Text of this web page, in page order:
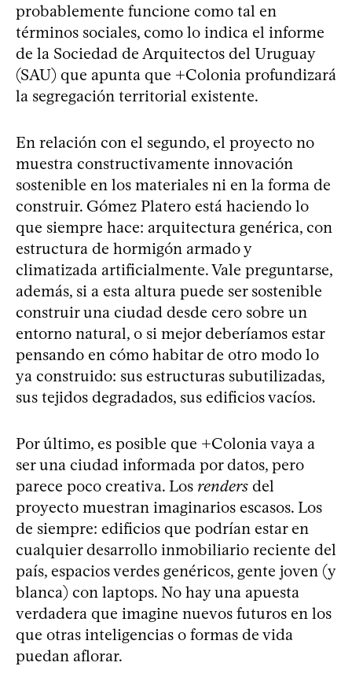
probablemente funcione como tal en
términos sociales, como lo indica el informe
de la Sociedad de Arquitectos del Uruguay
(SAU) que apunta que +Colonia profundizará
la segregación territorial existente.
En relación con el segundo, el proyecto no
muestra constructivamente innovación
sostenible en los materiales ni en la forma de
construir. Gómez Platero está haciendo lo
que siempre hace: arquitectura genérica, con
estructura de hormigón armado y
climatizada artificialmente. Vale preguntarse,
además, si a esta altura puede ser sostenible
construir una ciudad desde cero sobre un
entorno natural, o si mejor deberíamos estar
pensando en cómo habitar de otro modo lo
ya construido: sus estructuras subutilizadas,
sus tejidos degradados, sus edificios vacíos.
Por último, es posible que +Colonia vaya a
ser una ciudad informada por datos, pero
parece poco creativa. Los renders del
proyecto muestran imaginarios escasos. Los
de siempre: edificios que podrían estar en
cualquier desarrollo inmobiliario reciente del
país, espacios verdes genéricos, gente joven (y
blanca) con laptops. No hay una apuesta
verdadera que imagine nuevos futuros en los
que otras inteligencias o formas de vida
puedan aflorar.